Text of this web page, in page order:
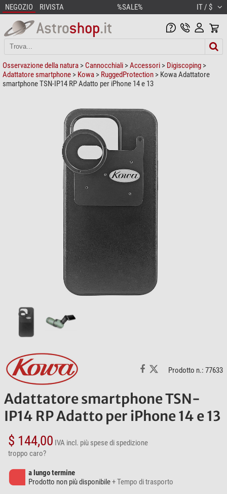
NEGOZIO RIVISTA %SALE% IT / $
Osservazione della natura > Cannocchiali >Accessori > Digiscoping >
Adattatore smartphone > Kowa > RuggedProtection > Kowa Adattatore
smartphone TSN-IP14 RP Adatto per iPhone 14 e 13
Prodotto n.: 77633
Adattatore smartphone TSN-
IP14 RP Adatto per iPhone 14 e 13
$ 144,00 IVA incl. più spese di spedizione
troppo caro?
a lungo termine
Prodotto non più disponibile+ Tempo di trasporto